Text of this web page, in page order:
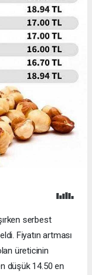
serbest
Fiyatın artması
üreticinin
düşük 14.50 en